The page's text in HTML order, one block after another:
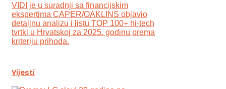
VIDI je u suradnji sa financijskim
ekspertima CAPER/OAKLINS objavio
detaljnu analizu i listu TOP 100+ hi-tech
tvrtki u Hrvatskoj za 2025. godinu prema
kriteriju prihoda.
Vijesti